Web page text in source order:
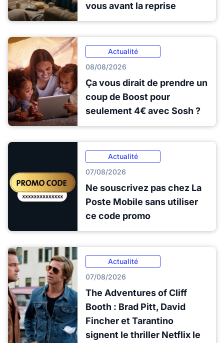
vous avant la reprise
Actualité
08/08/2026
Ça vous dirait de prendre un
coup de Boost pour
seulement 4€ avec Sosh ?
Actualité
07/08/2026
Ne souscrivez pas chez La
Poste Mobile sans utiliser
ce code promo
Actualité
07/08/2026
The Adventures of Cliff
Booth : Brad Pitt, David
Fincher et Tarantino
signent le thriller Netflix le